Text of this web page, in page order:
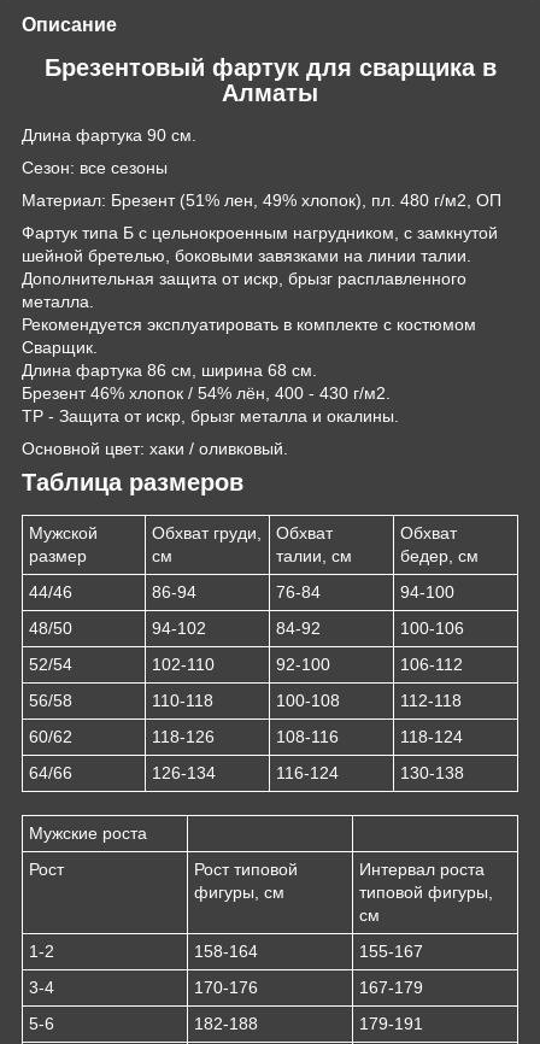
Описание
Брезентовый фартук для сварщика в
Алматы
Длина фартука 90 см.
Сезон: все сезоны
Материал: Брезент (51% лен, 49% хлопок), пл. 480 г/м2, ОП
Фартук типа Б с цельнокроенным нагрудником, с замкнутой
шейной бретелью, боковыми завязками на линии талии.
Дополнительная защита от искр, брызг расплавленного
металла.
Рекомендуется эксплуатировать в комплекте с костюмом
Сварщик.
Длина фартука 86 см, ширина 68 см.
Брезент 46% хлопок / 54% лён, 400 - 430 г/м2.
ТР - Защита от искр, брызг металла и окалины.
Основной цвет: хаки / оливковый.
Таблица размеров
Мужской
размер
Обхват груди,
см
Обхват
талии, см
Обхват
бедер, см
44/46
86-94 76-84
94-100
48/50
94-102 84-92
100-106
52/54
102-110 92-100
106-112
56/58
110-118 100-108
112-118
60/62
118-126 108-116
118-124
64/66
126-134 116-124 130-138
Мужские роста
Рост
Рост типовой
фигуры, см
Интервал роста
типовой фигуры,
см
1-2
158-164
155-167
3-4
170-176
167-179
5-6
182-188 179-191